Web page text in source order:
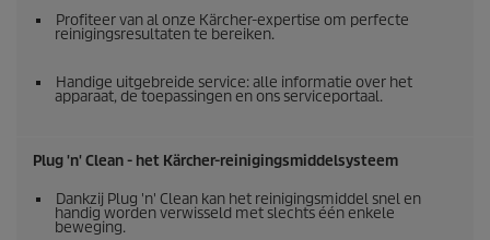
Profiteer van al onze Kärcher-expertise om perfecte
reinigingsresultaten te bereiken.
Handige uitgebreide service: alle informatie over het
apparaat, de toepassingen en ons serviceportaal.
Plug 'n' Clean - het Kärcher-reinigingsmiddelsysteem
Dankzij Plug 'n' Clean kan het reinigingsmiddel snel en
handig worden verwisseld met slechts één enkele
beweging.